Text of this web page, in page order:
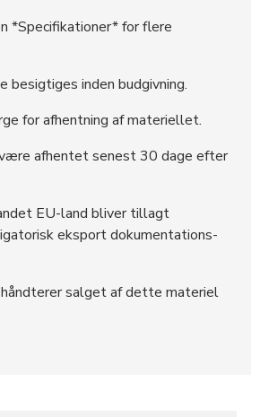
*Specifikationer* for flere
besigtiges inden budgivning.
for afhentning af materiellet.
afhentet senest 30 dage efter
EU-land bliver tillagt
eksport dokumentations-
salget af dette materiel